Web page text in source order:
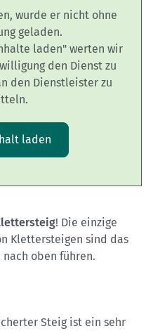
wurde er nicht ohne
geladen.
laden" werten wir
den Dienst zu
den Dienstleister zu
laden
! Die einzige
Klettersteigen sind das
oben führen.
Steig ist ein sehr